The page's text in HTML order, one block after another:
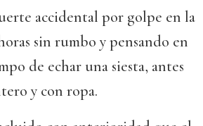
accidental por golpe en la
sin rumbo y pensando en
de echar una siesta, antes
y con ropa.